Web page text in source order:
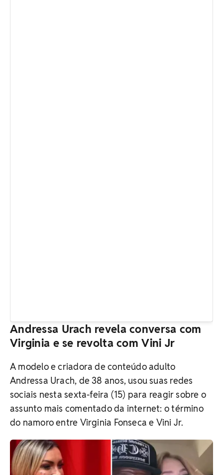
Andressa Urach revela conversa com
Virginia e se revolta com Vini Jr
A modelo e criadora de conteúdo adulto
Andressa Urach, de 38 anos, usou suas redes
sociais nesta sexta-feira (15) para reagir sobre o
assunto mais comentado da internet: o término
do namoro entre Virginia Fonseca e Vini Jr.